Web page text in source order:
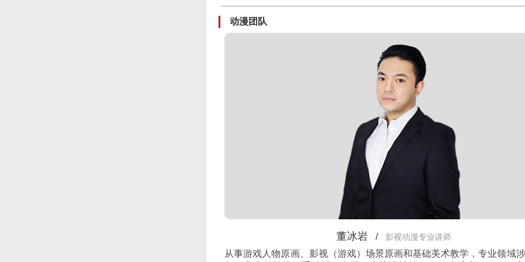
动漫团队
董冰岩 / 影视动漫专业讲师
从事游戏人物原画、影视（游戏）场景原画和基础美术教学，专业领域